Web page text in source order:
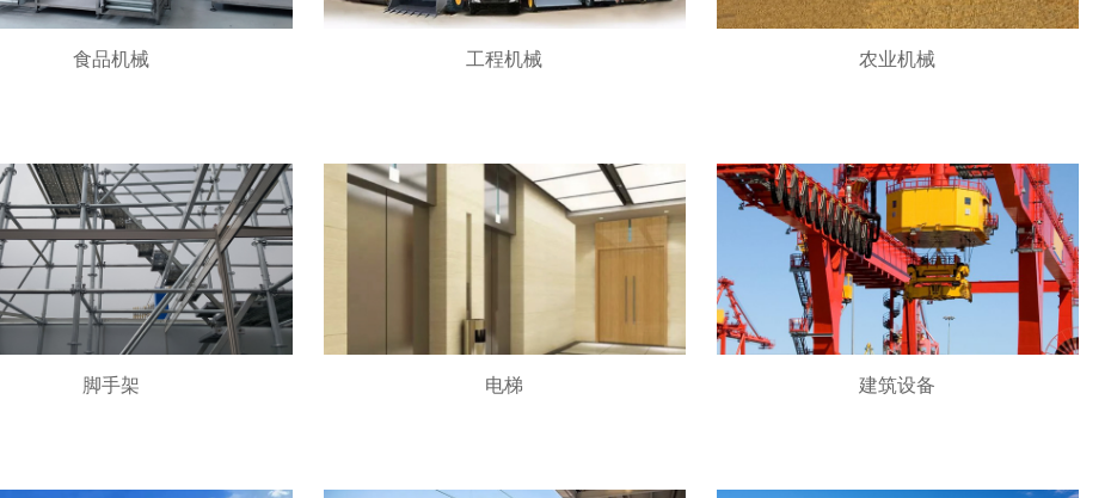
食品机械 工程机械 农业机械
脚手架 电梯 建筑设备